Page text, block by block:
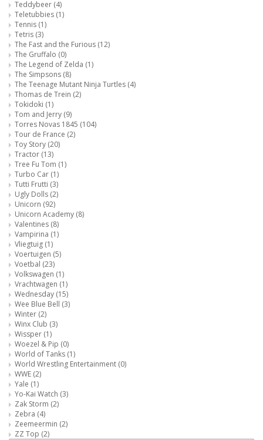
Teddybeer (4)
Teletubbies (1)
Tennis (1)
Tetris (3)
The Fast and the Furious (12)
The Gruffalo (0)
The Legend of Zelda (1)
The Simpsons (8)
The Teenage Mutant Ninja Turtles (4)
Thomas de Trein (2)
Tokidoki (1)
Tom and Jerry (9)
Torres Novas 1845 (104)
Tour de France (2)
Toy Story (20)
Tractor (13)
Tree Fu Tom (1)
Turbo Car (1)
Tutti Frutti (3)
Ugly Dolls (2)
Unicorn (92)
Unicorn Academy (8)
Valentines (8)
Vampirina (1)
Vliegtuig (1)
Voertuigen (5)
Voetbal (23)
Volkswagen (1)
Vrachtwagen (1)
Wednesday (15)
Wee Blue Bell (3)
Winter (2)
Winx Club (3)
Wissper (1)
Woezel & Pip (0)
World of Tanks (1)
World Wrestling Entertainment (0)
WWE (2)
Yale (1)
Yo-Kai Watch (3)
Zak Storm (2)
Zebra (4)
Zeemeermin (2)
ZZ Top (2)